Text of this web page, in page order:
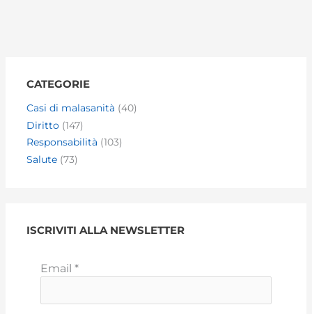
CATEGORIE
Casi di malasanità (40)
Diritto (147)
Responsabilità (103)
Salute (73)
ISCRIVITI ALLA NEWSLETTER
Email*